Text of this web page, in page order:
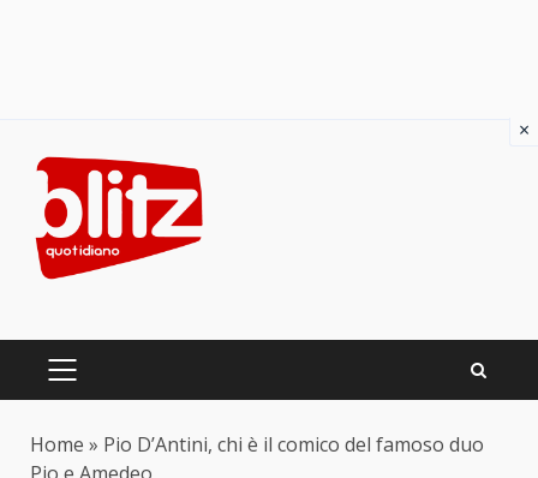
content
PRIMARY
Home » Pio D’Antini, chi è il comico del famoso duo
×